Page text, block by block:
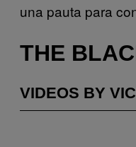
una pauta para
THE
VIDEOS BY